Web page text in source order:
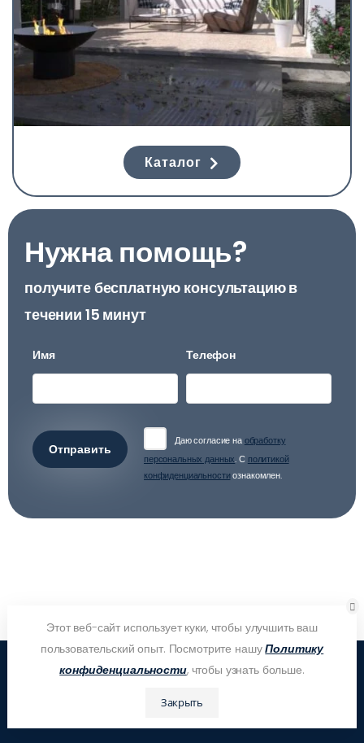
Каталог
Нужна помощь?
получите бесплатную консультацию в
течении 15 минут
Имя Телефон
Отправить
Даю согласие наобработку
персональных данных. С политикой
конфиденциальностиознакомлен.
Контакты
Этот веб-сайт использует куки, чтобы улучшить ваш
пользовательский опыт. Посмотрите нашуПолитику
конфиденциальности, чтобы узнать больше.
Закрыть